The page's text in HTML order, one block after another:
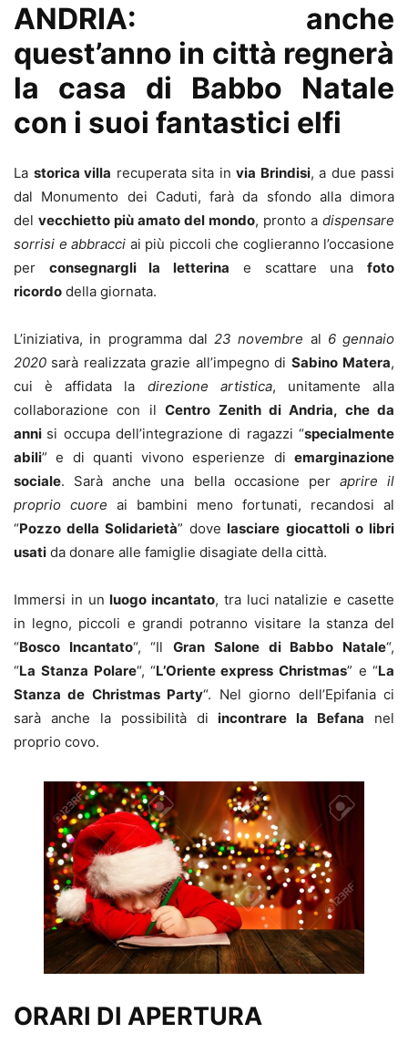
ANDRIA: anche
quest’anno in città regnerà
la casa di Babbo Natale
con i suoi fantastici elfi
La storica villa recuperata sita in via Brindisi, a due passi
dal Monumento dei Caduti, farà da sfondo alla dimora
del vecchietto più amato del mondo, pronto a dispensare
sorrisi e abbracci ai più piccoli che coglieranno l’occasione
per consegnargli la letterina e scattare unafoto
ricordo della giornata.
L’iniziativa, in programma dal 23 novembre al 6 gennaio
2020 sarà realizzata grazie all’impegno di Sabino Matera,
cui è affidata la direzione artistica, unitamente alla
collaborazione con ilCentro Zenith di Andria, che da
anni si occupa dell’integrazione di ragazzi “specialmente
abili” e di quanti vivono esperienze di emarginazione
sociale. Sarà anche una bella occasione per aprire il
proprio cuore ai bambini meno fortunati, recandosi al
“Pozzo della Solidarietà” dovelasciare giocattoli o libri
usati da donare alle famiglie disagiate della città.
Immersi in unluogo incantato, tra luci natalizie e casette
in legno, piccoli e grandi potranno visitare la stanza del
“Bosco Incantato“, “IlGran Salone di Babbo Natale“,
“La Stanza Polare“, “L’Oriente express Christmas” e “La
Stanza de Christmas Party“. Nel giorno dell’Epifania ci
sarà anche la possibilità diincontrare la Befana nel
proprio covo.
ORARI DI APERTURA